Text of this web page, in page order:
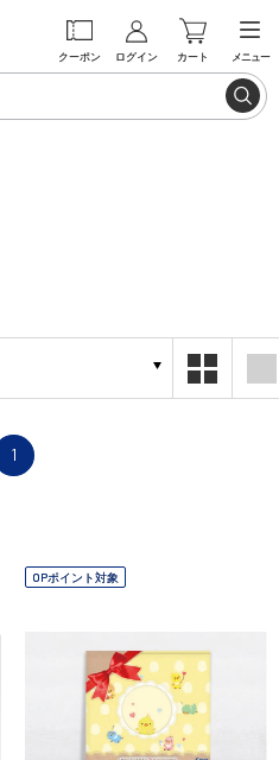
クーポン ログイン カート メニュー
1
OPポイント対象